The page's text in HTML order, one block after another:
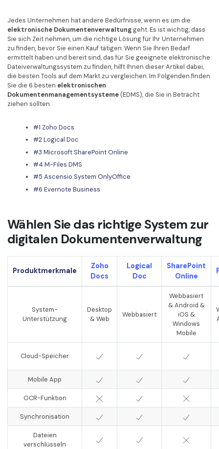
PDF-Daten extrahieren
PDF freigeben
eSign PDFs rechtmäßig
Branchen
Bildung
Rechtliches
Gesundheitswesen
Finanzen
Regierung
Freiberufler
Alle PDF-Funktionen
Was ist NEU
Benutzerhandbuch
PDFelement für Windows
PDFelement für Mac
PDFelement für iOS
Mehr erfahren
Bewertungen
Sehen Sie, was unsere Nutzer sagen.
PDF-bezogene Informationen, die Sie benötigen.
Download-Zentrum
Jedes Unternehmen hat andere Bedürfnisse, wenn es um die
elektronische Dokumentenverwaltung geht. Es ist wichtig, dass
Sie sich Zeit nehmen, um die richtige Lösung für Ihr Unternehmen
zu finden, bevor Sie einen Kauf tätigen. Wenn Sie Ihren Bedarf
ermittelt haben und bereit sind, das für Sie geeignete elektronische
Dateiverwaltungssystem zu finden, hilft Ihnen dieser Artikel dabei,
die besten Tools auf dem Markt zu vergleichen. Im Folgenden finden
Sie die 6 besten elektronischen
Dokumentenmanagementsysteme(EDMS), die Sie in Betracht
ziehen sollten.
#1 Zoho Docs
#2 Logical Doc
#3 Microsoft SharePoint Online
#4 M-Files DMS
#5 Ascensio System OnlyOffice
#6 Evernote Business
Wählen Sie das richtige System zur
digitalen Dokumentenverwaltung
Produktmerkmale
Zoho
Docs
Logical
Doc
SharePoint
Online
System-
Unterstützung
Desktop
& Web
Webbasiert
Webbasiert
& Android &
iOS &
Windows
Mobile
Cloud-Speicher
Mobile App
OCR-Funktion
Synchronisation
Dateien
verschlüsseln